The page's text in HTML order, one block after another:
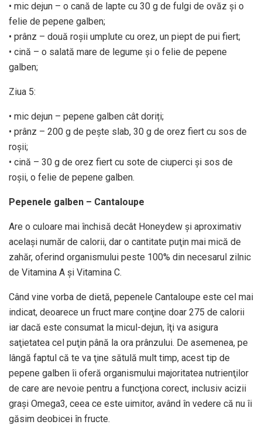
• mic dejun – o cană de lapte cu 30 g de fulgi de ovăz și o
felie de pepene galben;
• prânz – două roșii umplute cu orez, un piept de pui fiert;
• cină – o salată mare de legume și o felie de pepene
galben;
Ziua 5:
• mic dejun – pepene galben cât doriți;
• prânz – 200 g de pește slab, 30 g de orez fiert cu sos de
roșii;
• cină – 30 g de orez fiert cu sote de ciuperci și sos de
roșii, o felie de pepene galben.
Pepenele galben – Cantaloupe
Are o culoare mai închisă decât Honeydew şi aproximativ
acelaşi număr de calorii, dar o cantitate puţin mai mică de
zahăr, oferind organismului peste 100% din necesarul zilnic
de Vitamina A şi Vitamina C.
Când vine vorba de dietă, pepenele Cantaloupe este cel mai
indicat, deoarece un fruct mare conţine doar 275 de calorii
iar dacă este consumat la micul-dejun, îţi va asigura
saţietatea cel puţin până la ora prânzului. De asemenea, pe
lângă faptul că te va ţine sătulă mult timp, acest tip de
pepene galben îi oferă organismului majoritatea nutrienţilor
de care are nevoie pentru a funcţiona corect, inclusiv acizii
graşi Omega3, ceea ce este uimitor, având în vedere că nu îi
găsim deobicei în fructe.